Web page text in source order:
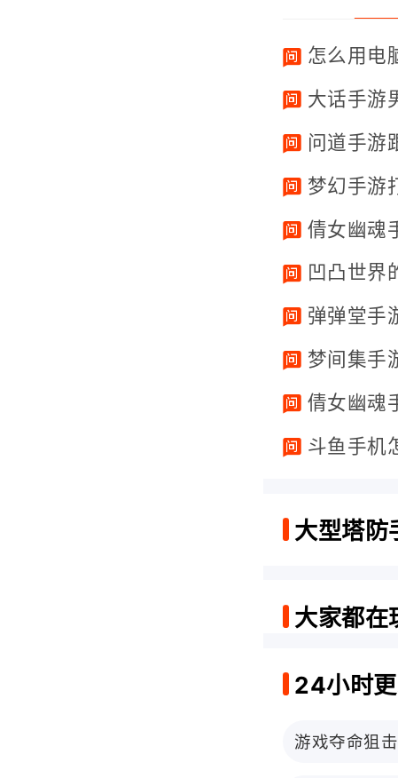
怎么用电
大话手游
问道手游
梦幻手游
倩女幽魂
凹凸世界
弹弹堂手
梦间集手
倩女幽魂
斗鱼手机
大型塔防
大家都在
24小时
游戏夺命狙